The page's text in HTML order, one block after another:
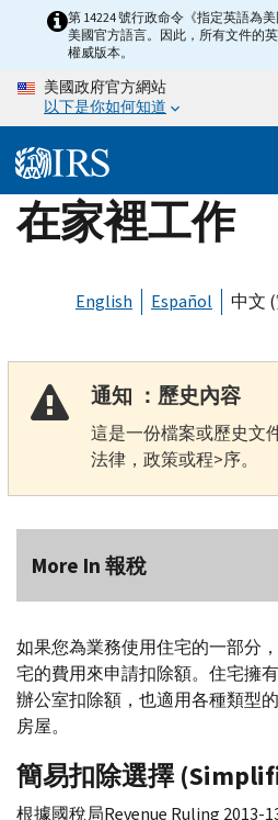
content
第 14224 號行政命令《指定英語為
美國官方語言。因此，所有文件的
權威版本。
美國政府官方網站
以下是你如何知道
在家裡工作
English Español 中文
通知 ：歷史內容
這是一份檔案或歷史文
法律，政策或程>序。
More In 報稅
如果您為業務使用住宅的一部分
宅的費用來申請扣除額。住宅擁
辦公室扣除額，也適用各種類型
房屋。
簡易扣除選擇 (
根據國稅局Revenue Ruling 2013-